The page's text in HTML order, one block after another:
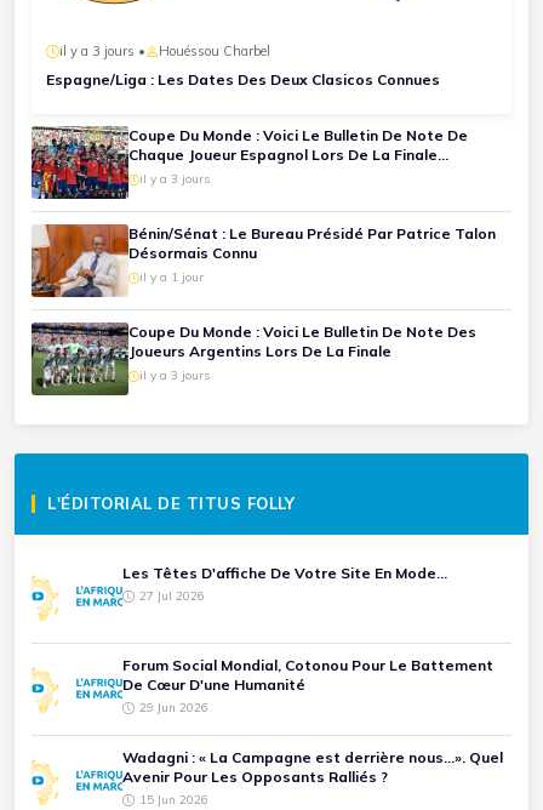
il y a 3 jours • Houéssou Charbel
Espagne/Liga : Les Dates Des Deux Clasicos Connues
Coupe Du Monde : Voici Le Bulletin De Note De
Chaque Joueur Espagnol Lors De La Finale
Espagne-Argentine
il y a 3 jours
Bénin/Sénat : Le Bureau Présidé Par Patrice Talon
Désormais Connu
il y a 1 jour
Coupe Du Monde : Voici Le Bulletin De Note Des
Joueurs Argentins Lors De La Finale
il y a 3 jours
L'ÉDITORIAL DE TITUS FOLLY
Les Têtes D'affiche De Votre Site En Mode...
27 Jul 2026
Forum Social Mondial, Cotonou Pour Le Battement
De Cœur D'une Humanité
29 Jun 2026
Wadagni : « La Campagne est derrière nous...». Quel
Avenir Pour Les Opposants Ralliés ?
15 Jun 2026